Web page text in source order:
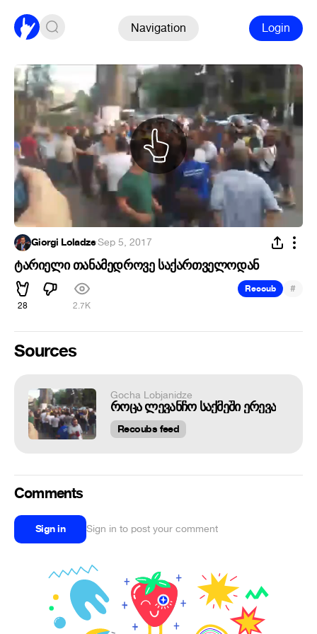
Navigation Login
Giorgi Loladze·Sep 5, 2017
ტარიელი თანამედროვე საქართველოდან
28 2.7K
Recoub #
Sources
Gocha Lobjanidze
როცა ლევანჩო საქმეში ერევა
Recoubs feed
Comments
Sign in Sign in to post your comment